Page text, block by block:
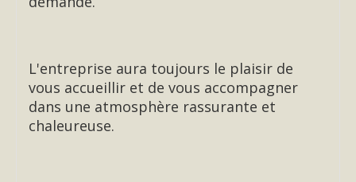
L'entreprise aura toujours le plaisir de
vous accueillir et de vous accompagner
dans une atmosphère rassurante et
chaleureuse.